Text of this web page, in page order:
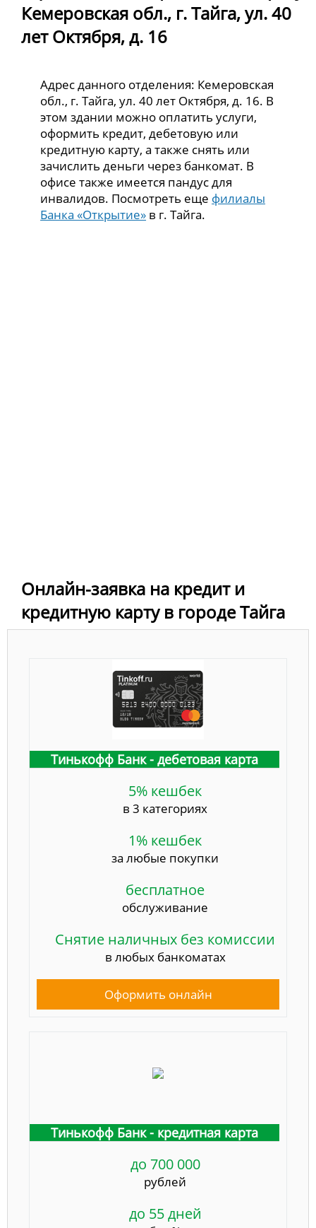
Кемеровская обл., г. Тайга, ул. 40
лет Октября, д. 16
Адрес данного отделения: Кемеровская
обл., г. Тайга, ул. 40 лет Октября, д. 16. В
этом здании можно оплатить услуги,
оформить кредит, дебетовую или
кредитную карту, а также снять или
зачислить деньги через банкомат. В
офисе также имеется пандус для
инвалидов. Посмотреть еще филиалы
Банка «Открытие» в г. Тайга.
Онлайн-заявка на кредит и
кредитную карту в городе Тайга
Тинькофф Банк - дебетовая карта
5% кешбек
в 3 категориях
1% кешбек
за любые покупки
бесплатное
обслуживание
Снятие наличных без комиссии
в любых банкоматах
Оформить онлайн
Тинькофф Банк - кредитная карта
до 700 000
рублей
до 55 дней